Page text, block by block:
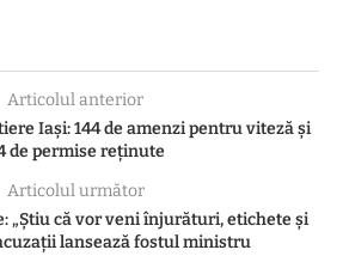
Articolul anterior
Iași: 144 de amenzi pentru viteză și
de permise reținute
Articolul următor
„Știu că vor veni înjurături, etichete și
lansează fostul ministru